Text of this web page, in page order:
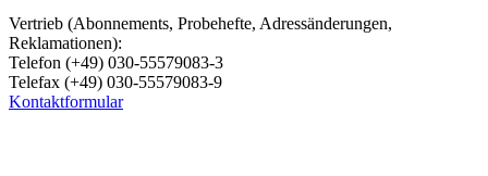
Vertrieb (Abonnements, Probehefte, Adressänderungen,
Reklamationen):
Telefon (+49) 030-55579083-3
Telefax (+49) 030-55579083-9
Kontaktformular